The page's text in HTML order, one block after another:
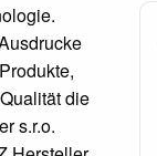
die
s.r.o.